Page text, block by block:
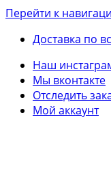
Перейти к
Доставка по
Наш
Мы вконтакте
Отследить
Мой аккаунт